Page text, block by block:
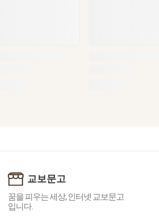
교보문고
꿈을 피우는 세상, 인터넷 교보문고
입니다.